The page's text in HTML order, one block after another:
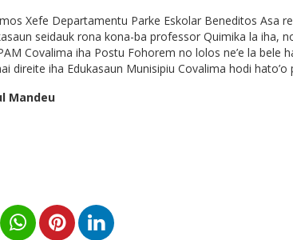
Xefe Departamentu Parke Eskolar Beneditos Asa
seidauk rona kona-ba professor Quimika la iha,
Covalima iha Postu Fohorem no lolos ne’e la bele
direite iha Edukasaun Munisipiu Covalima hodi hato’o
Mandeu